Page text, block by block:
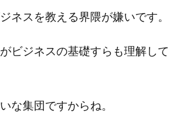
ネスを教える界隈が嫌いです。
ビジネスの基礎すらも理解して
な集団ですからね。